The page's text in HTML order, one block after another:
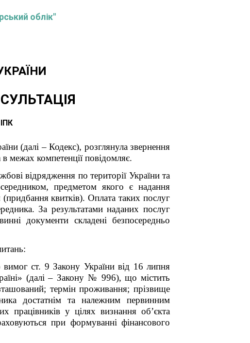
облік"
(далі – Кодекс), розглянула звернення
межах компетенції повідомляє.
відрядження по території України та
предметом якого є надання
квитків). Оплата таких послуг
За результатами наданих послуг
документи складені безпосередньо
вимог ст. 9 Закону України від 16 липня
(далі – Закону № 996), що містить
термін проживання; прізвище
достатнім та належним первинним
працівників у цілях визнання об’єкта
при формуванні фінансового